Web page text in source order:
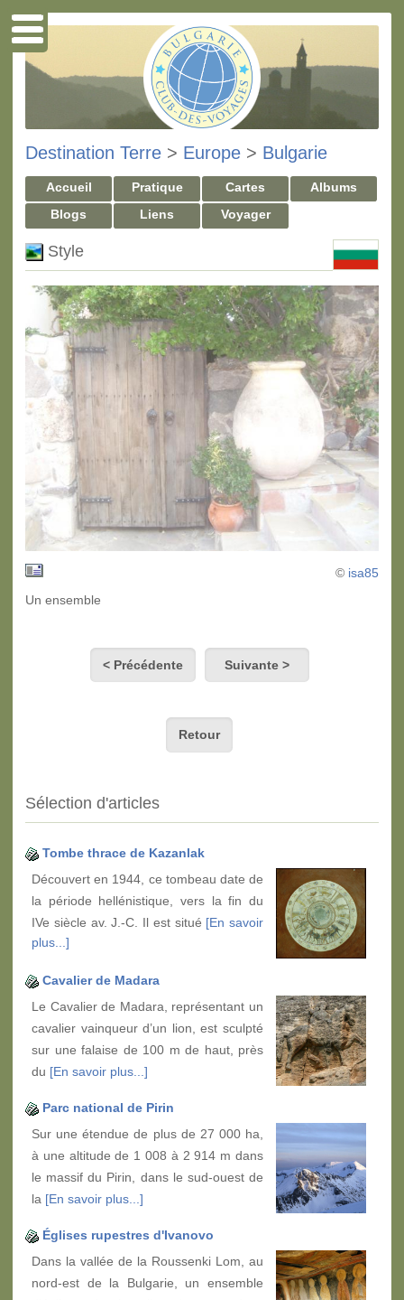
Destination Terre > Europe > Bulgarie
Accueil Pratique Cartes
Albums
Blogs
Liens Voyager
Style
© isa85
Un ensemble
< Précédente Suivante >
Retour
Sélection d'articles
Tombe thrace de Kazanlak
Découvert en 1944, ce tombeau date de
la période hellénistique, vers la fin du
IVe siècle av. J.-C. Il est situé [En savoir
plus...]
Cavalier de Madara
Le Cavalier de Madara, représentant un
cavalier vainqueur d’un lion, est sculpté
sur une falaise de 100 m de haut, près
du [En savoir plus...]
Parc national de Pirin
Sur une étendue de plus de 27 000 ha,
à une altitude de 1 008 à 2 914 m dans
le massif du Pirin, dans le sud-ouest de
la [En savoir plus...]
Églises rupestres d'Ivanovo
Dans la vallée de la Roussenki Lom, au
nord-est de la Bulgarie, un ensemble